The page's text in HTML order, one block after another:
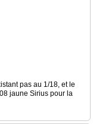
pas au 1/18, et le
jaune Sirius pour la